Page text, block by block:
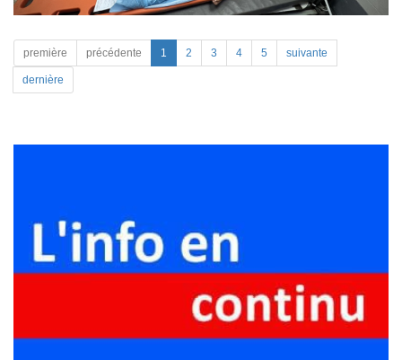
première précédente 1 2 3 4 5 suivante
dernière